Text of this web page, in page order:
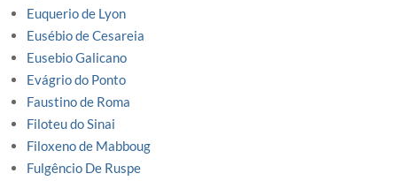
Euquerio de Lyon
Eusébio de Cesareia
Eusebio Galicano
Evágrio do Ponto
Faustino de Roma
Filoteu do Sinai
Filoxeno de Mabboug
Fulgêncio De Ruspe